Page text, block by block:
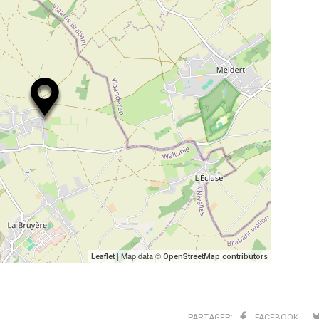
Leaflet| Map data © OpenStreetMap contributors